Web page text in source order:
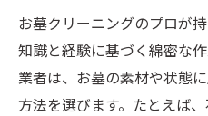
お墓クリーニングのプロが
知識と経験に基づく綿密な
業者は、お墓の素材や状態
方法を選びます。たとえば